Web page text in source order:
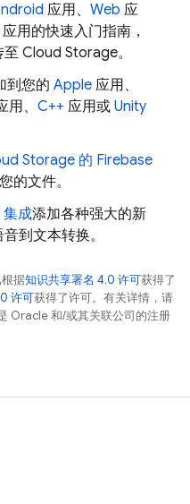
应用、 Web 应
应用的快速入门指南，
至 Cloud Storage。
到您的 Apple 应用、
用、 C++ 应用或 Unity
Storage 的 Firebase
的文件。
集成添加各种强大的新
到文本转换。
据知识共享署名 4.0 许可获得了
许可获得了许可。有关详情，请
Oracle 和/或其关联公司的注册